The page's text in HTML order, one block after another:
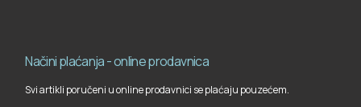
Načini plaćanja - online prodavnica
Svi artikli poručeni u online prodavnici se plaćaju pouzećem.